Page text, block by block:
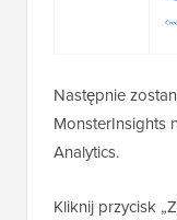
Następnie
MonsterInsights
Analytics.
Kliknij przycisk